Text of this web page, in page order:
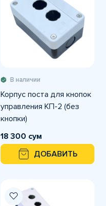
В наличии
Корпус поста для кнопок
управления КП-2 (без
кнопки)
18 300 сум
ДОБАВИТЬ